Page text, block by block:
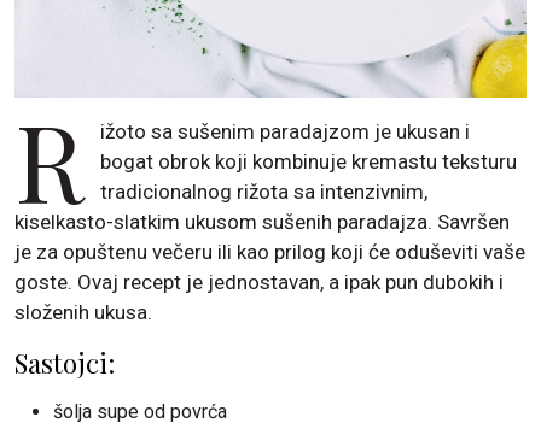
R
ižoto sa sušenim paradajzom je ukusan i
bogat obrok koji kombinuje kremastu teksturu
tradicionalnog rižota sa intenzivnim,
kiselkasto-slatkim ukusom sušenih paradajza. Savršen
je za opuštenu večeru ili kao prilog koji će oduševiti vaše
goste. Ovaj recept je jednostavan, a ipak pun dubokih i
složenih ukusa.
Sastojci:
šolja supe od povrća